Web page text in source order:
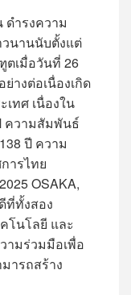
ำรงความ
นานนับตั้งแต่
เมื่อวันที่ 26
างต่อเนื่องเกิด
ทศ เนื่องใน
ความสัมพันธ์
ปี ความ
ารไทย
OSAKA,
ที่ทั้งสอง
โนโลยี และ
ามร่วมมือเพื่อ
ารถสร้าง